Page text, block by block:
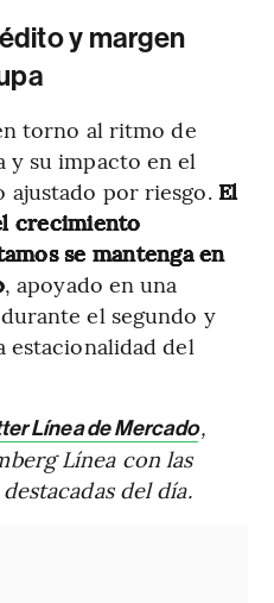
y margen
torno al ritmo de
y su impacto en el
ajustado por riesgo.El
crecimiento
se mantenga en
, apoyado en una
el segundo y
del
Línea de Mercado,
Línea con las
del día.